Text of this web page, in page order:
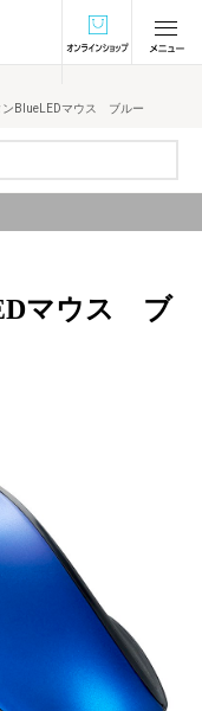
オンラインショ
ンBlueLEDマウス ブルー
マウス ブ